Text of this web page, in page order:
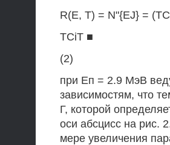
R(E, Т) = N"{EJ} =
TCiT ■
(2)
при Еп = 2.9 МэВ
зависимостям, что
Г, которой
оси абсцисс на рис.
мере увеличения